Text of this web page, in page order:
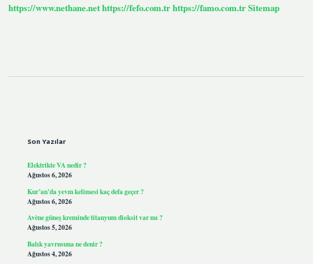
https://www.nethane.nethttps://fefo.com.trhttps://famo.com.trSitemap
Son Yazılar
Elektrikte VA nedir ?
Ağustos 6, 2026
Kur’an’da yevm kelimesi kaç defa geçer ?
Ağustos 6, 2026
Avène güneş kreminde titanyum dioksit var mı ?
Ağustos 5, 2026
Balık yavrusuna ne denir ?
Ağustos 4, 2026